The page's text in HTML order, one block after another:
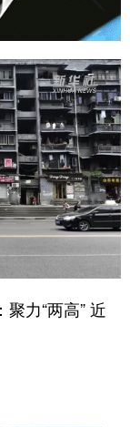
江苏
江西
湖南
重庆
西藏
宁夏
力“两高” 近